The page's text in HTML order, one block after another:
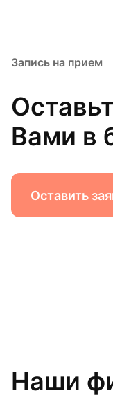
Запись на прием
Вами в
Оставить
Наши